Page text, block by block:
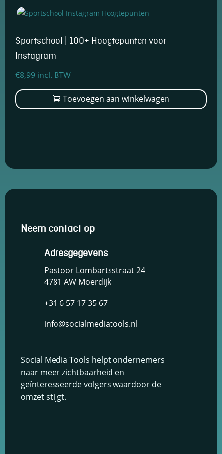
Sportschool | 100+ Hoogtepunten voor
Instagram
€8,99 incl. BTW
Toevoegen aan winkelwagen
Neem contact op
Adresgegevens
Pastoor Lombartsstraat 24
4781 AW Moerdijk
+31 6 57 17 35 67
info@socialmediatools.nl
Social Media Tools helpt ondernemers
naar meer zichtbaarheid en
geïnteresseerde volgers waardoor de
omzet stijgt.
en om
betere
analyses uit
te voeren.